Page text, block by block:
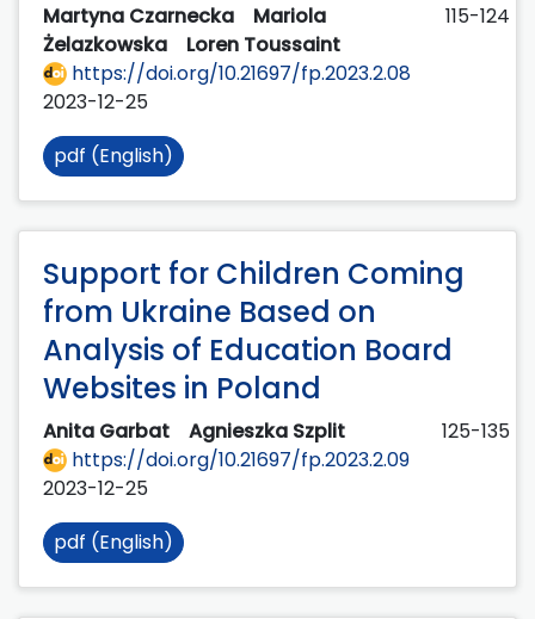
Martyna Czarnecka
Mariola
Żelazkowska
Loren Toussaint
115-124
https://doi.org/10.21697/fp.2023.2.08
2023-12-25
pdf (English)
Support for Children Coming
from Ukraine Based on
Analysis of Education Board
Websites in Poland
Anita Garbat Agnieszka Szplit
125-135
https://doi.org/10.21697/fp.2023.2.09
2023-12-25
pdf (English)